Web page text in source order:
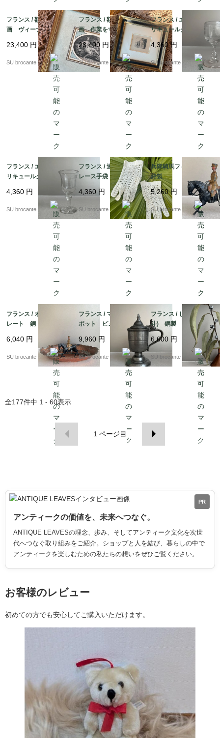
フランス / 額装の小版
画 ヴィーナスとキュ
ーピッド 銅版画？
23,400 円
SU brocante
フランス / 額装の小版
画 作業をする女性と
肩を組む男女 銅版
画？
23,400 円
SU brocante
フランス / エッチング
リキュールグラス小2
吹きガラス
4,360円
SU brocante
フランス / エッチング
リキュールグラス小
4,360 円
SU brocante
フランス / 透かし編み
レース手袋
4,360円
SU brocante
兵隊騎馬フィギュア
鉛製
5,260円
SU brocante
フランス / オーバルプ
レート 銅 錫メッ
6,040 円
SU brocante
フランス / マスタード
ポット ピューター製
9,960 円
SU brocante
フランス / じょうご(漏
斗) 銅製
6,600 円
SU brocante
全177件中 1 - 60表示
1 ページ目
PR
アンティークの価値を、未来へつなぐ。
ANTIQUE LEAVESの理念、歩み、そしてアンティーク文化を次世
代へつなぐ取り組みをご紹介。ショップと人を結び、暮らしの中で
アンティークを楽しむための私たちの想いをぜひご覧ください。
お客様のレビュー
初めての方でも安心してご購入いただけます。